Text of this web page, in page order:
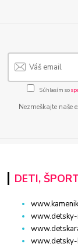
Súhlasím so
Nezmeškajte naše
DETI,